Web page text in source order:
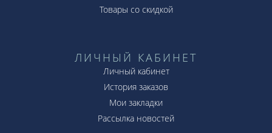
Товары со скидкой
ЛИЧНЫЙ КАБИНЕТ
Личный кабинет
История заказов
Мои закладки
Рассылка новостей